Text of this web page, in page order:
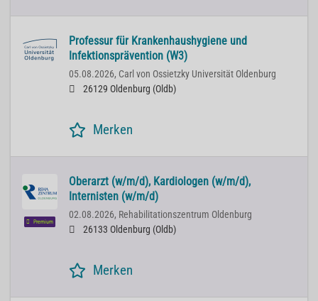
Professur für Krankenhaushygiene und
Infektionsprävention (W3)
05.08.2026, Carl von Ossietzky Universität Oldenburg
26129 Oldenburg (Oldb)
Merken
Premium
Oberarzt (w/m/d), Kardiologen (w/m/d),
Internisten (w/m/d)
02.08.2026, Rehabilitationszentrum Oldenburg
26133 Oldenburg (Oldb)
Merken